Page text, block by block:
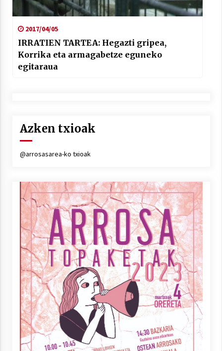
2017/04/05
IRRATIEN TARTEA: Hegazti gripea,
Korrika eta armagabetze eguneko
egitaraua
Azken txioak
@arrosasarea-ko txioak